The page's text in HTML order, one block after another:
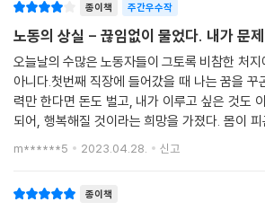
종이책 주간우수작
노동의 상실 - 끊임없이 물었다. 내가 문
오늘날의 수많은 노동자들이 그토록 비참한 처지
아니다.첫번째 직장에 들어갔을 때 나는 꿈을 꾸
력만 한다면 돈도 벌고, 내가 이루고 싶은 것도
되어, 행복해질 것이라는 희망을 가졌다. 몸이
돈을 벌기 위해서는 이것쯤은 별거 아니라고 생
m******5 2023.04.28. 신고
종이책